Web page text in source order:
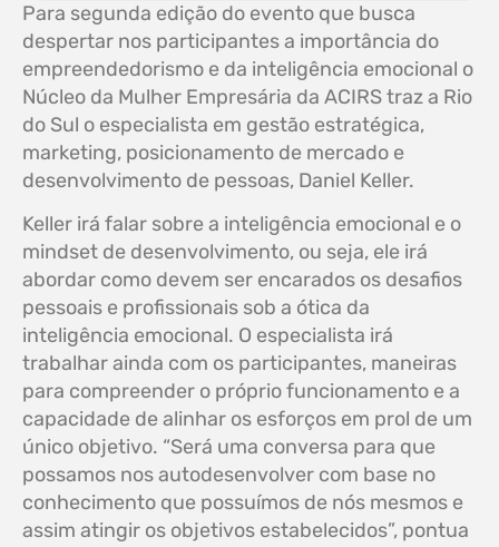
Para segunda edição do evento que busca
despertar nos participantes a importância do
empreendedorismo e da inteligência emocional o
Núcleo da Mulher Empresária da ACIRS traz a Rio
do Sul o especialista em gestão estratégica,
marketing, posicionamento de mercado e
desenvolvimento de pessoas, Daniel Keller.
Keller irá falar sobre a inteligência emocional e o
mindset de desenvolvimento, ou seja, ele irá
abordar como devem ser encarados os desafios
pessoais e profissionais sob a ótica da
inteligência emocional. O especialista irá
trabalhar ainda com os participantes, maneiras
para compreender o próprio funcionamento e a
capacidade de alinhar os esforços em prol de um
único objetivo. “Será uma conversa para que
possamos nos autodesenvolver com base no
conhecimento que possuímos de nós mesmos e
assim atingir os objetivos estabelecidos”, pontua